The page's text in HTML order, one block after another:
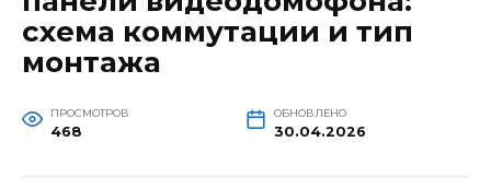
схема коммутации и тип
монтажа
ПРОСМОТРОВ
468
ОБНОВЛЕНО
30.04.2026